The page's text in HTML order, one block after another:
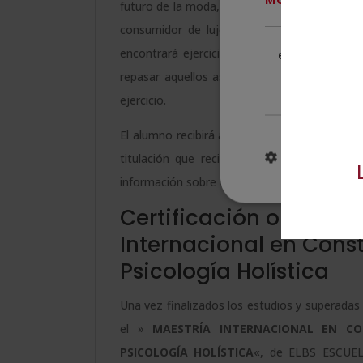
futuro de la moda, la moda de lujo, el
consumidor de lujo, entre otros
encontrará ejercicios de autoevaluación
repasar aquellos aspectos que considere
ejercicio.
El alumno recibirá acceso a un curso inicial
titulación que recibirá, el funcionamiento
información sobre Grupo Esneca Formación.
Certificación obtenida
Internacional en
Psicología Holística
Una vez finalizados los estudios y
el » MAESTRÍA INTERNACIONAL EN
PSICOLOGÍA HOLÍSTICA«, de ELBS
estrictamente